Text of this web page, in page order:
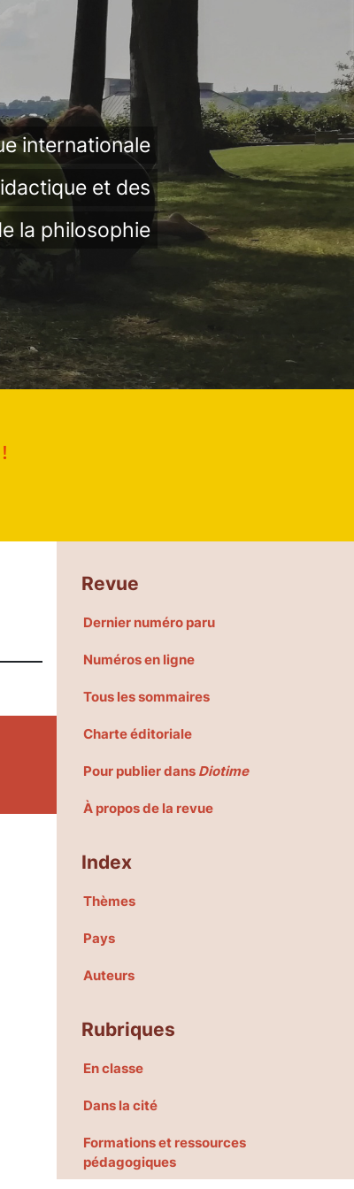
internationale
et des
la philosophie
Revue
Dernier numéro paru
Numéros en ligne
Tous les sommaires
Charte éditoriale
Pour publier dans Diotime
À propos de la revue
Index
Thèmes
Pays
Auteurs
Rubriques
En classe
Dans la cité
Formations et ressources
pédagogiques